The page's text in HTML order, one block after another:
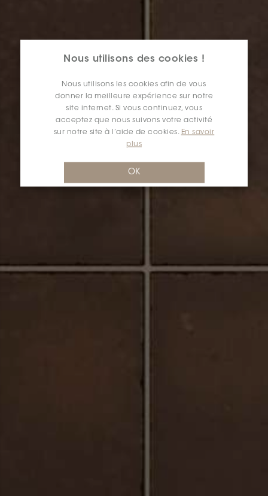
Nous utilisons des cookies !
Nous utilisons les cookies afin de vous
donner la meilleure expérience sur notre
site internet. Si vous continuez, vous
acceptez que nous suivons votre activité
sur notre site à l’aide de cookies. En savoir
plus
OK